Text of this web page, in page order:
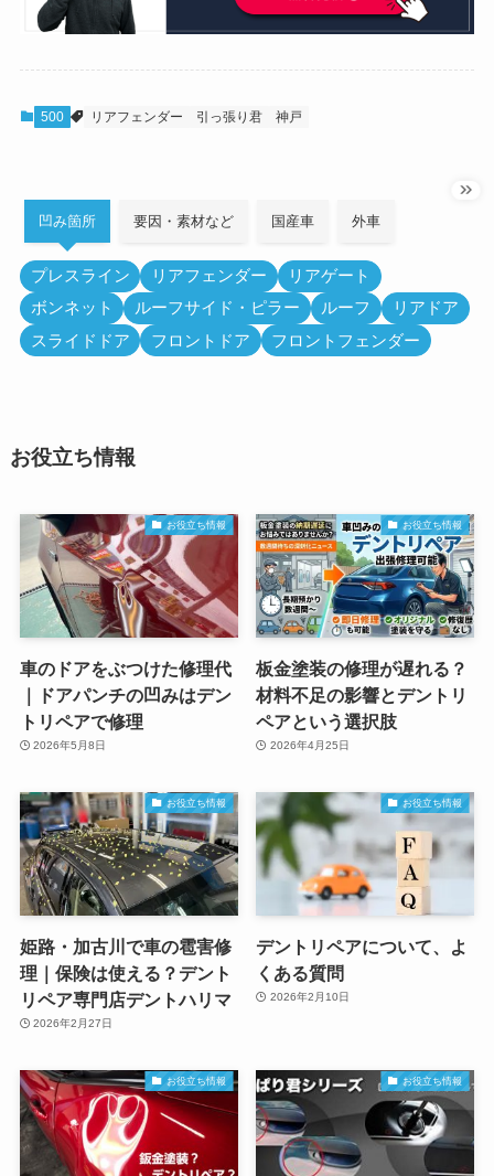
500 リアフェンダー 引っ張り君 神戸
凹み箇所 要因・素材など 国産車 外車
プレスライン リアフェンダー
リアゲート
ボンネット
ルーフサイド・ピラー ルーフ
リアドア
スライドドア
フロントドア フロントフェンダー
お役立ち情報
お役立ち情報
車のドアをぶつけた修理代
｜ドアパンチの凹みはデン
トリペアで修理
2026年5月8日
お役立ち情報
板金塗装の修理が遅れる？
材料不足の影響とデントリ
ペアという選択肢
2026年4月25日
お役立ち情報
姫路・加古川で車の雹害修
理｜保険は使える？デント
リペア専門店デントハリマ
2026年2月27日
お役立ち情報
デントリペアについて、よ
くある質問
2026年2月10日
お役立ち情報 お役立ち情報